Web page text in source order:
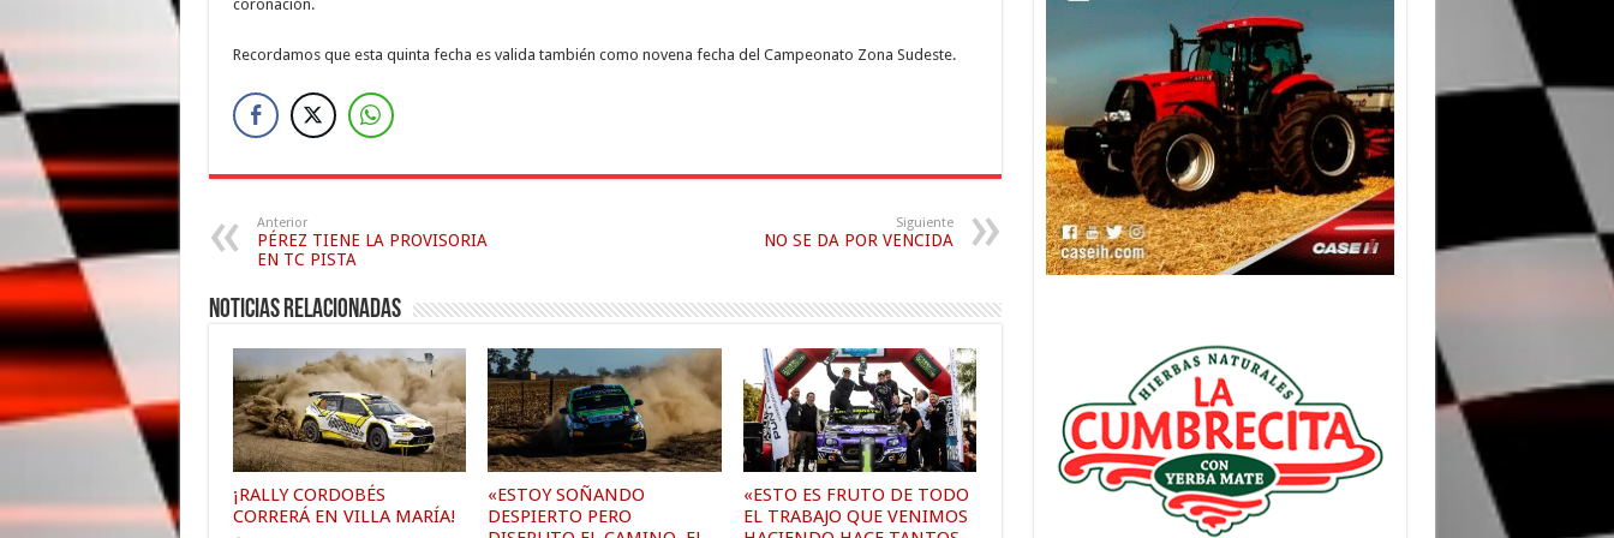
coronación.
Recordamos que esta quinta fecha es valida también como novena fecha del Campeonato Zona Sudeste.
Anterior
PÉREZ TIENE LA PROVISORIA
EN TC PISTA
Siguiente
NO SE DA POR VENCIDA
Noticias relacionadas
¡RALLY CORDOBÉS
CORRERÁ EN VILLA MARÍA!
«ESTOY SOÑANDO
DESPIERTO PERO
«ESTO ES FRUTO DE TODO
EL TRABAJO QUE VENIMOS